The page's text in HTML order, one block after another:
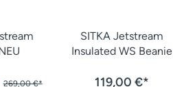
269,00 €*
SITKA Jetstream
Insulated WS Beanie
119,00 €*